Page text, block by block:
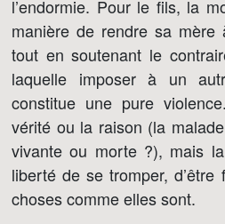
l’endormie. Pour le fils, la
manière de rendre sa
tout en soutenant le
laquelle imposer à un
constitue une pure
vérité ou la raison (la
vivante ou morte ?), mais
liberté de se tromper,
choses comme elles sont.